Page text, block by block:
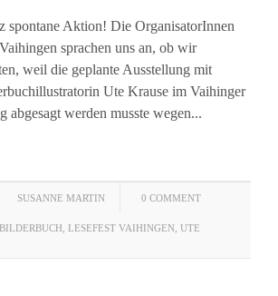
spontane Aktion! Die OrganisatorInnen
sprachen uns an, ob wir
weil die geplante Ausstellung mit
Ute Krause im Vaihinger
abgesagt werden musste wegen...
SUSANNE MARTIN 0 COMMENT
BILDERBUCH LESEFEST VAIHINGEN UTE